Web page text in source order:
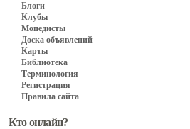
Блоги
Клубы
Мопедисты
Доска объявлений
Карты
Библиотека
Терминология
Регистрация
Правила сайта
Кто онлайн?